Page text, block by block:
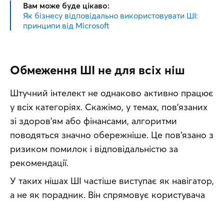
Вам може буде цікаво:
Як бізнесу відповідально використовувати ШІ:
принципи від Microsoft
Обмеження ШІ не для всіх ніш
Штучний інтелект не однаково активно працює
у всіх категоріях. Скажімо, у темах, пов’язаних
зі здоров’ям або фінансами, алгоритми
поводяться значно обережніше. Це пов’язано з
ризиком помилок і відповідальністю за
рекомендації.
У таких нішах ШІ частіше виступає як навігатор,
а не як порадник. Він спрямовує користувача